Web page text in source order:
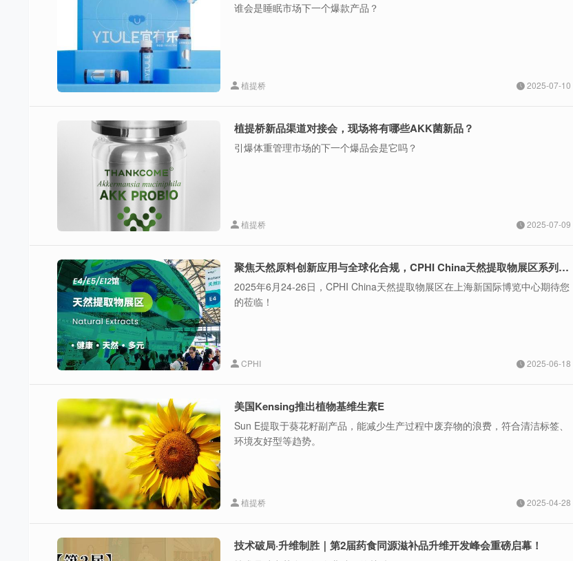
谁会是睡眠市场下一个爆款产品？
植提桥 2025-07-10
植提桥新品渠道对接会，现场将有哪些AKK菌新品？
引爆体重管理市场的下一个爆品会是它吗？
植提桥 2025-07-09
聚焦天然原料创新应用与全球化合规，CPHI China天然提取物展区系列论坛议程重磅揭晓！
2025年6月24-26日，CPHI China天然提取物展区在上海新国际博览中心期待您
的莅临！
CPHI 2025-06-18
美国Kensing推出植物基维生素E
Sun E提取于葵花籽副产品，能减少生产过程中废弃物的浪费，符合清洁标签、
环境友好型等趋势。
植提桥 2025-04-28
技术破局·升维制胜｜第2届药食同源滋补品升维开发峰会重磅启幕！